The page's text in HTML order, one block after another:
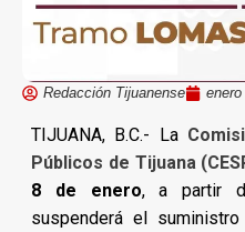
Redacción Tijuanense
TIJUANA, B.C.- La
Públicos de Tijuana
8 de enero, a partir
suspenderá el